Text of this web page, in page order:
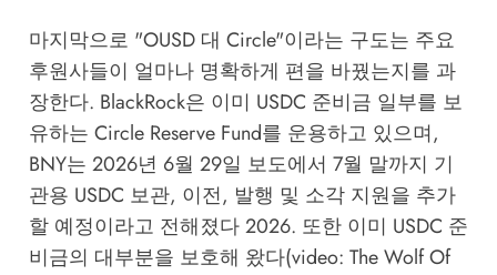
마지막으로 "OUSD 대 Circle"이라는 구도는 주요
후원사들이 얼마나 명확하게 편을 바꿨는지를 과
장한다. BlackRock은 이미 USDC 준비금 일부를 보
유하는 Circle Reserve Fund를 운용하고 있으며,
BNY는 2026년 6월 29일 보도에서 7월 말까지 기
관용 USDC 보관, 이전, 발행 및 소각 지원을 추가
할 예정이라고 전해졌다 2026. 또한 이미 USDC 준
비금의 대부분을 보호해 왔다(video: The Wolf Of